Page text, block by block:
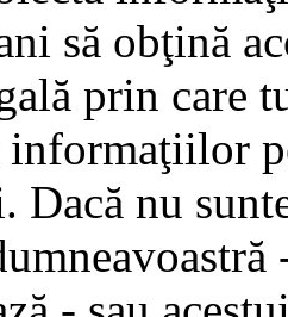
să obţină
prin care
informaţiilor
Dacă nu